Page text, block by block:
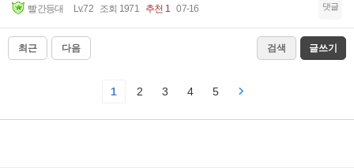
빨간등대 Lv.72 조회 1971 추천 1 07-16 댓글
최근 다음 검색 글쓰기
1 2 3 4 5